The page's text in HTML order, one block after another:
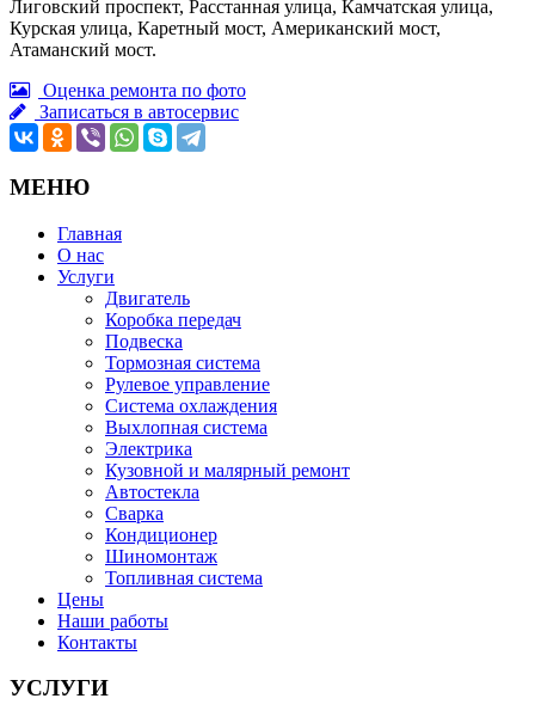
Лиговский проспект, Расстанная улица, Камчатская улица,
Курская улица, Каретный мост, Американский мост,
Атаманский мост.
Оценка ремонта по фото
Записаться в автосервис
МЕНЮ
Главная
О нас
Услуги
Двигатель
Коробка передач
Подвеска
Тормозная система
Рулевое управление
Система охлаждения
Выхлопная система
Электрика
Кузовной и малярный ремонт
Автостекла
Сварка
Кондиционер
Шиномонтаж
Топливная система
Цены
Наши работы
Контакты
УСЛУГИ